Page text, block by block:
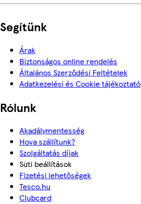
Segítünk
Árak
Biztonságos online rendelés
Általános Szerződési Feltételek
Adatkezelési és Cookie tájékoztató
Rólunk
Akadálymentesség
Hova szállítunk?
Szolgáltatás díjak
Süti beállítások
Fizetési lehetőségek
Tesco.hu
Clubcard